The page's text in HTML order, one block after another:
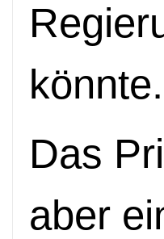
könnte.
Das
aber